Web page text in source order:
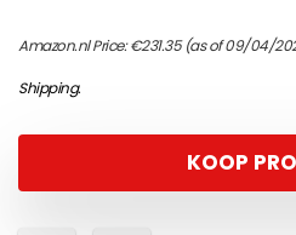
Amazon.nl Price:€231.35(as of 09/04/
Shipping.
KOOP